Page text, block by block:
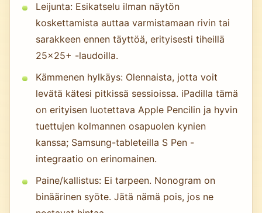
Leijunta: Esikatselu ilman näytön
koskettamista auttaa varmistamaan rivin tai
sarakkeen ennen täyttöä, erityisesti tiheillä
25×25+ -laudoilla.
Kämmenen hylkäys: Olennaista, jotta voit
levätä kätesi pitkissä sessioissa. iPadilla tämä
on erityisen luotettava Apple Pencilin ja hyvin
tuettujen kolmannen osapuolen kynien
kanssa; Samsung-tableteilla S Pen -
integraatio on erinomainen.
Paine/kallistus: Ei tarpeen. Nonogram on
binäärinen syöte. Jätä nämä pois, jos ne